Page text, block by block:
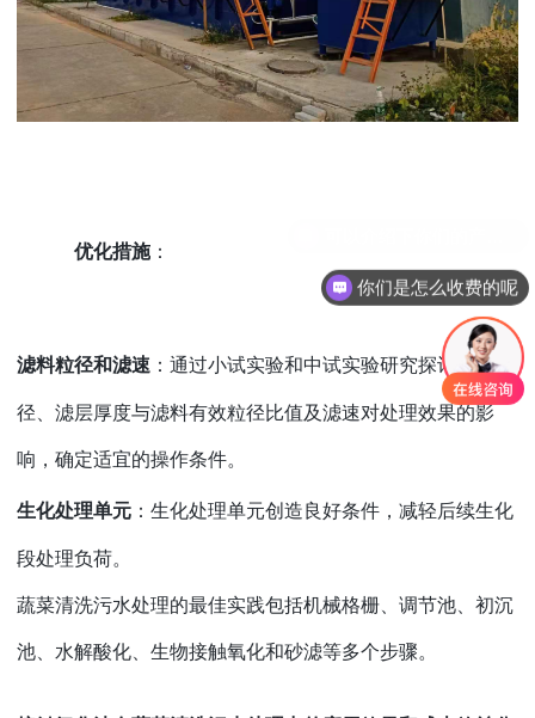
优化措施 ：
滤料粒径和滤速 ：通过小试实验和中试实验研究探讨滤料粒
径、滤层厚度与滤料有效粒径比值及滤速对处理效果的影
响，确定适宜的操作条件。
生化处理单元 ：生化处理单元创造良好条件，减轻后续生化
段处理负荷。
蔬菜清洗污水处理的最佳实践包括机械格栅、调节池、初沉
池、水解酸化、生物接触氧化和砂滤等多个步骤。
你们是怎么收费的呢